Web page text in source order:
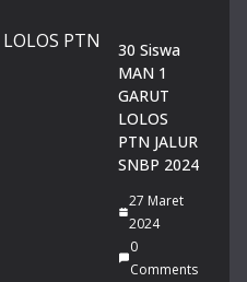
30 Siswa
MAN 1
GARUT
LOLOS
PTN JALUR
SNBP 2024
27 Maret
2024
0
Comments